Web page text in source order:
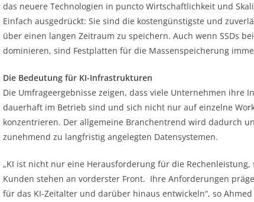
das neuere Technologien in puncto Wirtschaftlichkeit und
Einfach ausgedrückt: Sie sind die kostengünstigste und
über einen langen Zeitraum zu speichern. Auch wenn SSDs
dominieren, sind Festplatten für die Massenspeicherung
Die Bedeutung für KI-Infrastrukturen
Die Umfrageergebnisse zeigen, dass viele Unternehmen ihre
dauerhaft im Betrieb sind und sich nicht nur auf einzelne
konzentrieren. Der allgemeine Branchentrend wird dadurch
zunehmend zu langfristig angelegten Datensystemen.
„KI ist nicht nur eine Herausforderung für die
Kunden stehen an vorderster Front. Ihre Anforderungen
für das KI-Zeitalter und darüber hinaus entwickeln“, so